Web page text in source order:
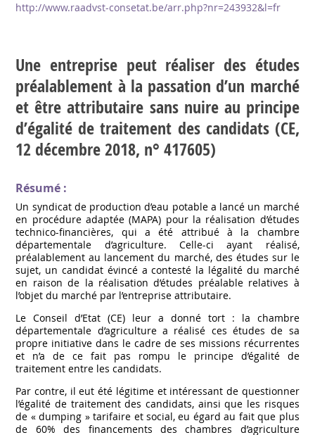
http://www.raadvst-consetat.be/arr.php?nr=243932&l=fr
Une entreprise peut réaliser des études
préalablement à la passation d’un marché
et être attributaire sans nuire au principe
d’égalité de traitement des candidats (CE,
12 décembre 2018, n° 417605)
Résumé :
Un syndicat de production d’eau potable a lancé un marché
en procédure adaptée (MAPA) pour la réalisation d’études
technico-financières, qui a été attribué à la chambre
départementale d’agriculture. Celle-ci ayant réalisé,
préalablement au lancement du marché, des études sur le
sujet, un candidat évincé a contesté la légalité du marché
en raison de la réalisation d’études préalable relatives à
l’objet du marché par l’entreprise attributaire.
Le Conseil d’Etat (CE) leur a donné tort : la chambre
départementale d’agriculture a réalisé ces études de sa
propre initiative dans le cadre de ses missions récurrentes
et n’a de ce fait pas rompu le principe d’égalité de
traitement entre les candidats.
Par contre, il eut été légitime et intéressant de questionner
l’égalité de traitement des candidats, ainsi que les risques
de « dumping » tarifaire et social, eu égard au fait que plus
de 60% des financements des chambres d’agriculture